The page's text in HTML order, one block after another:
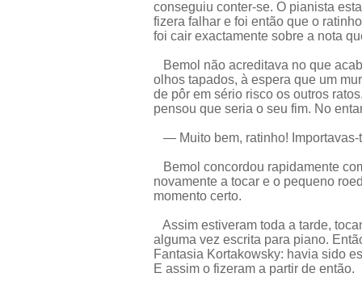
conseguiu conter-se. O pianista
fizera falhar e foi então que o
foi cair exactamente sobre a nota
Bemol não acreditava no que
olhos tapados, à espera que um
de pôr em sério risco os outros
pensou que seria o seu fim. No
— Muito bem, ratinho! Importavas-
Bemol concordou rapidamente
novamente a tocar e o pequeno
momento certo.
Assim estiveram toda a tarde,
alguma vez escrita para piano.
Fantasia Kortakowsky: havia sido
E assim o fizeram a partir de então.